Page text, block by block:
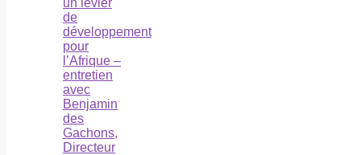
un levier
de
développement
pour
l’Afrique –
entretien
avec
Benjamin
des
Gachons,
Directeur